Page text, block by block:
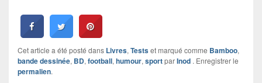
Cet article a été posté dans Livres, Testset marqué comme Bamboo,
bande dessinée, BD, football, humour, sportparInod . Enregistrer le
permalien.